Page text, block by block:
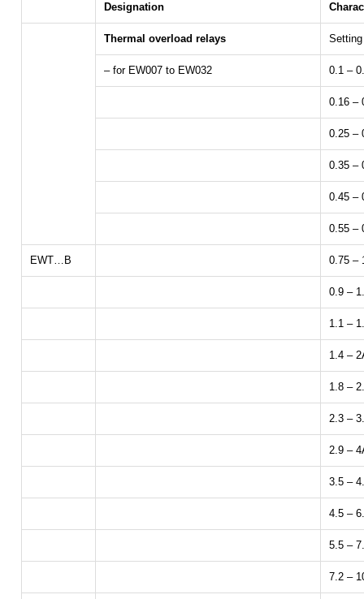
Designation
Thermal overload relays
– for EW007 to EW032 0.1 –
0.16 –
0.25 –
0.35 –
0.45 –
0.55 –
EWT…B 0.75 –
0.9 –
1.1 –
1.4 –
1.8 –
2.3 –
2.9 –
3.5 –
4.5 –
5.5 –
7.2 –